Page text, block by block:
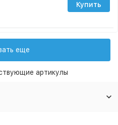
Купить
еще
артикулы